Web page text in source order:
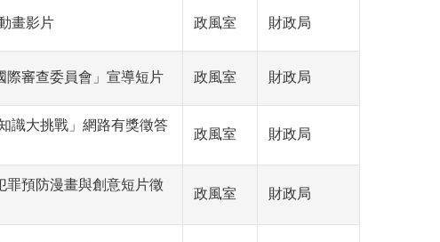
畫影片 政風室 財政局
際審查委員會」宣導短片 政風室 財政局
識大挑戰」網路有獎徵答
政風室 財政局
罪預防漫畫與創意短片徵
政風室 財政局